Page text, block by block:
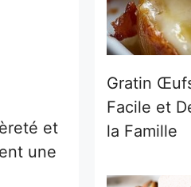
et
une
Gratin
Facile et
la Famille